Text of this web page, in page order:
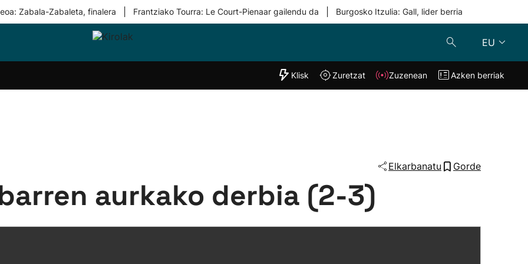
Zabala-Zabaleta, finalera Frantziako Tourra: Le Court-Pienaar gailendu da Burgosko Itzulia: Gall, lider berria
EU
Taldeak
"Helmuga"
Klisk Zuzenean
Klisk Zuretzat Zuzenean Azken berriak
Elkarbanatu Gorde
aurkako derbia (2-3)